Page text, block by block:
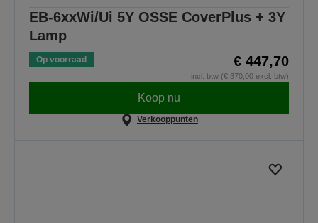
EB-6xxWi/Ui 5Y OSSE CoverPlus + 3Y
Lamp
Op voorraad € 447,70
incl. btw (€ 370,00 excl. btw)
Koop nu
Verkooppunten